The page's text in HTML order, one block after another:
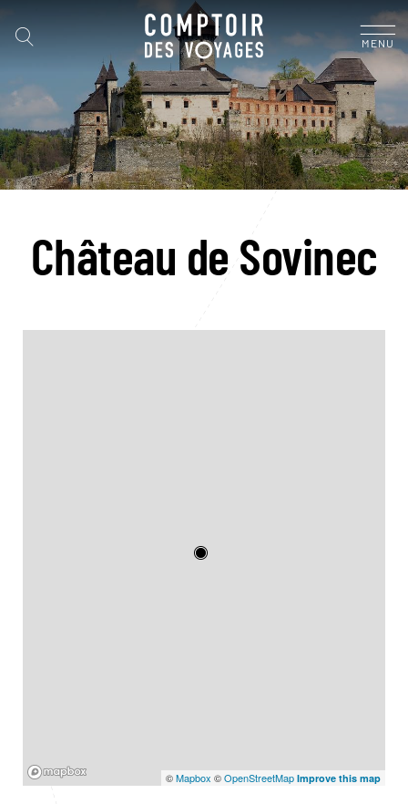
MENU
Château de Sovinec
©Mapbox ©OpenStreetMap Improve this map